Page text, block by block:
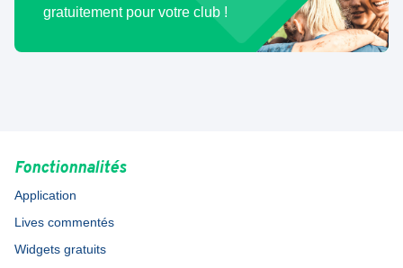
gratuitement pour votre club !
Fonctionnalités
Application
Lives commentés
Widgets gratuits